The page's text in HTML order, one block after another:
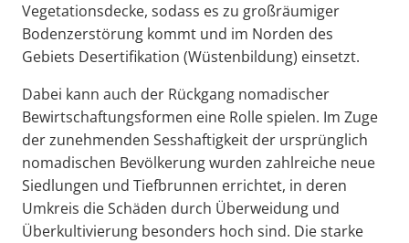
Vegetationsdecke, sodass es zu großräumiger
Bodenzerstörung kommt und im Norden des
Gebiets Desertifikation (Wüstenbildung) einsetzt.
Dabei kann auch der Rückgang nomadischer
Bewirtschaftungsformen eine Rolle spielen. Im Zuge
der zunehmenden Sesshaftigkeit der ursprünglich
nomadischen Bevölkerung wurden zahlreiche neue
Siedlungen und Tiefbrunnen errichtet, in deren
Umkreis die Schäden durch Überweidung und
Überkultivierung besonders hoch sind. Die starke